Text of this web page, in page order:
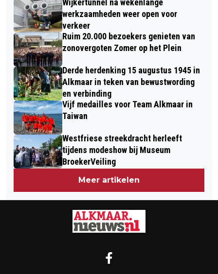
JUIST TOON MET KLEURRIJKE
OPTOCHT EN FLITSEND
DANSOPTREDEN
BIJ CAMPERDUIN; STRANDPAVILJOEN
WEER OPEN VOOR BEZOEKERS
Wijkertunnel na wekenlange
werkzaamheden weer open voor
verkeer
Ruim 20.000 bezoekers genieten van
zonovergoten Zomer op het Plein
Derde herdenking 15 augustus 1945 in
Alkmaar in teken van bewustwording
en verbinding
Vijf medailles voor Team Alkmaar in
Taiwan
Westfriese streekdracht herleeft
tijdens modeshow bij Museum
BroekerVeiling
Meer artikelen